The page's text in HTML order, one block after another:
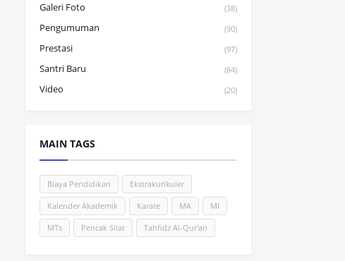
Galeri Foto (38)
Pengumuman (90)
Prestasi (97)
Santri Baru (64)
Video (20)
MAIN TAGS
Biaya Pendidikan Ekstrakurikuler
Kalender Akademik Karate MA MI
MTs Pencak Silat Tahfidz Al-Qur'an